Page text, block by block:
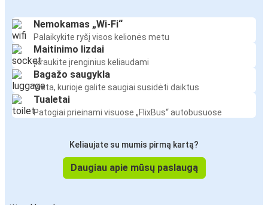
Nemokamas „Wi-Fi“
Palaikykite ryšį visos kelionės metu
Maitinimo lizdai
Įkraukite įrenginius keliaudami
Bagažo saugykla
Vieta, kurioje galite saugiai susidėti daiktus
Tualetai
Patogiai prieinami visuose „FlixBus“ autobusuose
Keliaujate su mumis pirmą kartą?
Daugiau apie mūsų paslaugą